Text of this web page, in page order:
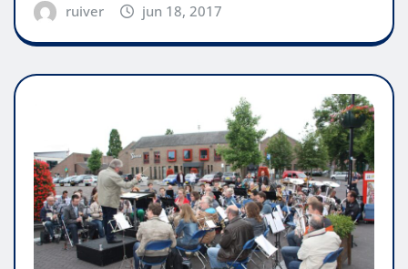
ruiver jun 18, 2017